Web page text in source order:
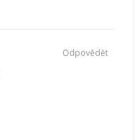
Odpovědět